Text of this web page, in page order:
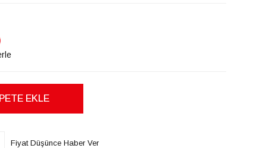
Fiyat Düşünce Haber Ver